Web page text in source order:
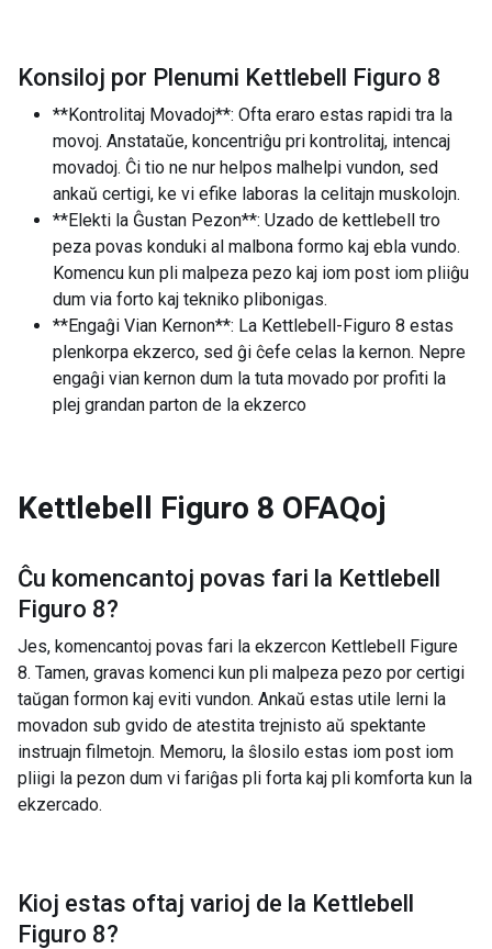
Konsiloj por Plenumi Kettlebell Figuro 8
**Kontrolitaj Movadoj**: Ofta eraro estas rapidi tra la
movoj. Anstataŭe, koncentriĝu pri kontrolitaj, intencaj
movadoj. Ĉi tio ne nur helpos malhelpi vundon, sed
ankaŭ certigi, ke vi efike laboras la celitajn muskolojn.
**Elekti la Ĝustan Pezon**: Uzado de kettlebell tro
peza povas konduki al malbona formo kaj ebla vundo.
Komencu kun pli malpeza pezo kaj iom post iom pliiĝu
dum via forto kaj tekniko plibonigas.
**Engaĝi Vian Kernon**: La Kettlebell-Figuro 8 estas
plenkorpa ekzerco, sed ĝi ĉefe celas la kernon. Nepre
engaĝi vian kernon dum la tuta movado por profiti la
plej grandan parton de la ekzerco
Kettlebell Figuro 8 OFAQoj
Ĉu komencantoj povas fari la Kettlebell
Figuro 8?
Jes, komencantoj povas fari la ekzercon Kettlebell Figure
8. Tamen, gravas komenci kun pli malpeza pezo por certigi
taŭgan formon kaj eviti vundon. Ankaŭ estas utile lerni la
movadon sub gvido de atestita trejnisto aŭ spektante
instruajn filmetojn. Memoru, la ŝlosilo estas iom post iom
pliigi la pezon dum vi fariĝas pli forta kaj pli komforta kun la
ekzercado.
Kioj estas oftaj varioj de la Kettlebell
Figuro 8?